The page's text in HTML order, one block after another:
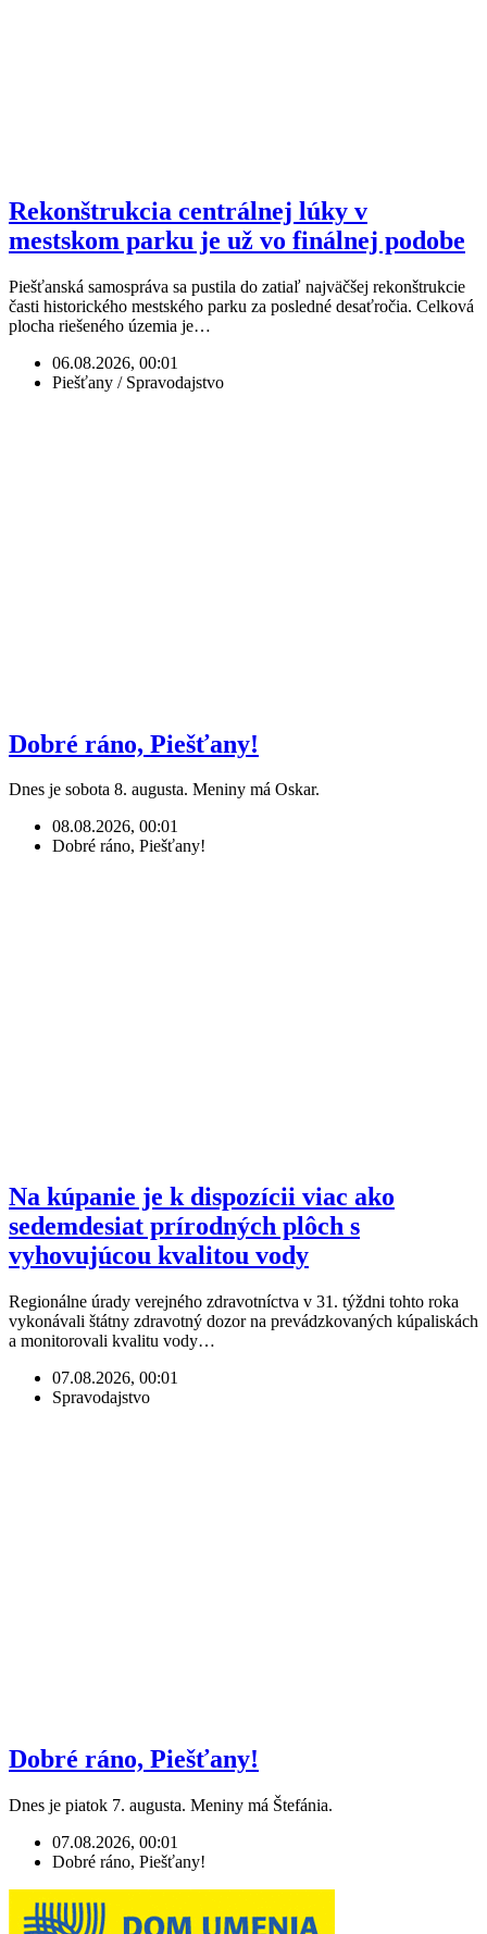
Rekonštrukcia centrálnej lúky v
mestskom parku je už vo finálnej podobe
Piešťanská samospráva sa pustila do zatiaľ najväčšej rekonštrukcie
časti historického mestského parku za posledné desaťročia. Celková
plocha riešeného územia je…
06.08.2026, 00:01
Piešťany / Spravodajstvo
Dobré ráno, Piešťany!
Dnes je sobota 8. augusta. Meniny má Oskar.
08.08.2026, 00:01
Dobré ráno, Piešťany!
Na kúpanie je k dispozícii viac ako
sedemdesiat prírodných plôch s
vyhovujúcou kvalitou vody
Regionálne úrady verejného zdravotníctva v 31. týždni tohto roka
vykonávali štátny zdravotný dozor na prevádzkovaných kúpaliskách
a monitorovali kvalitu vody…
07.08.2026, 00:01
Spravodajstvo
Dobré ráno, Piešťany!
Dnes je piatok 7. augusta. Meniny má Štefánia.
07.08.2026, 00:01
Dobré ráno, Piešťany!